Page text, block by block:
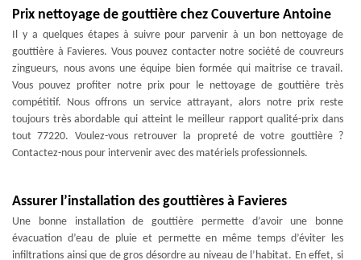
Prix nettoyage de gouttière chez Couverture Antoine
Il y a quelques étapes à suivre pour parvenir à un bon nettoyage de
gouttière à Favieres. Vous pouvez contacter notre société de couvreurs
zingueurs, nous avons une équipe bien formée qui maitrise ce travail.
Vous pouvez profiter notre prix pour le nettoyage de gouttière très
compétitif. Nous offrons un service attrayant, alors notre prix reste
toujours très abordable qui atteint le meilleur rapport qualité-prix dans
tout 77220. Voulez-vous retrouver la propreté de votre gouttière ?
Contactez-nous pour intervenir avec des matériels professionnels.
Assurer l’installation des gouttières à Favieres
Une bonne installation de gouttière permette d’avoir une bonne
évacuation d’eau de pluie et permette en même temps d’éviter les
infiltrations ainsi que de gros désordre au niveau de l’habitat. En effet, si